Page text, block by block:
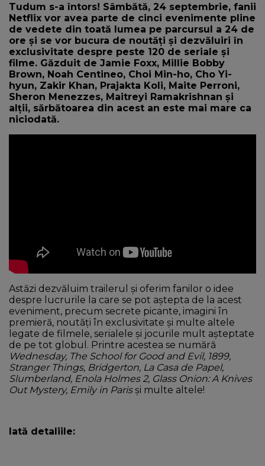
Tudum s-a întors! Sâmbătă, 24 septembrie, fanii
Netflix vor avea parte de cinci evenimente pline
de vedete din toată lumea pe parcursul a 24 de
ore și se vor bucura de noutăți și dezvăluiri în
exclusivitate despre peste 120 de seriale și
filme. Găzduit de Jamie Foxx, Millie Bobby
Brown, Noah Centineo, Choi Min-ho, Cho Yi-
hyun, Zakir Khan, Prajakta Koli, Maite Perroni,
Sheron Menezzes, Maitreyi Ramakrishnan și
alții, sărbătoarea din acest an este mai mare ca
niciodată.
Astăzi dezvăluim trailerul și oferim fanilor o idee
despre lucrurile la care se pot aștepta de la acest
eveniment, precum secrete picante, imagini în
premieră, noutăți în exclusivitate și multe altele
legate de filmele, serialele și jocurile mult așteptate
de pe tot globul. Printre acestea se numără
Wednesday, The School for Good and Evil, 1899,
Stranger Things, Bridgerton, La Casa de Papel,
Slumberland, Enola Holmes 2, Glass Onion: A Knives
Out Mystery, Emily in Parisși multe altele!
Iată detaliile: